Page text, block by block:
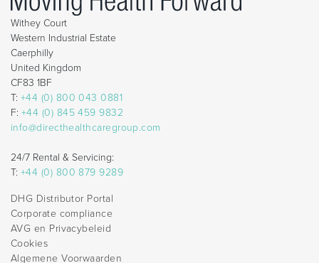
Withey Court
Western Industrial Estate
Caerphilly
United Kingdom
CF83 1BF
T: +44 (0) 800 043 0881
F: +44 (0) 845 459 9832
info@directhealthcaregroup.com
24/7 Rental & Servicing:
T: +44 (0) 800 879 9289
DHG Distributor Portal
Corporate compliance
AVG en Privacybeleid
Cookies
Algemene Voorwaarden